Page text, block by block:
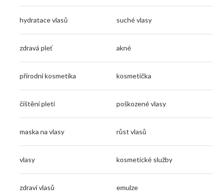
hydratace vlasů suché vlasy
zdravá pleť akné
přírodní kosmetika kosmetička
čištění pleti poškozené vlasy
maska na vlasy růst vlasů
vlasy kosmetické služby
zdraví vlasů emulze